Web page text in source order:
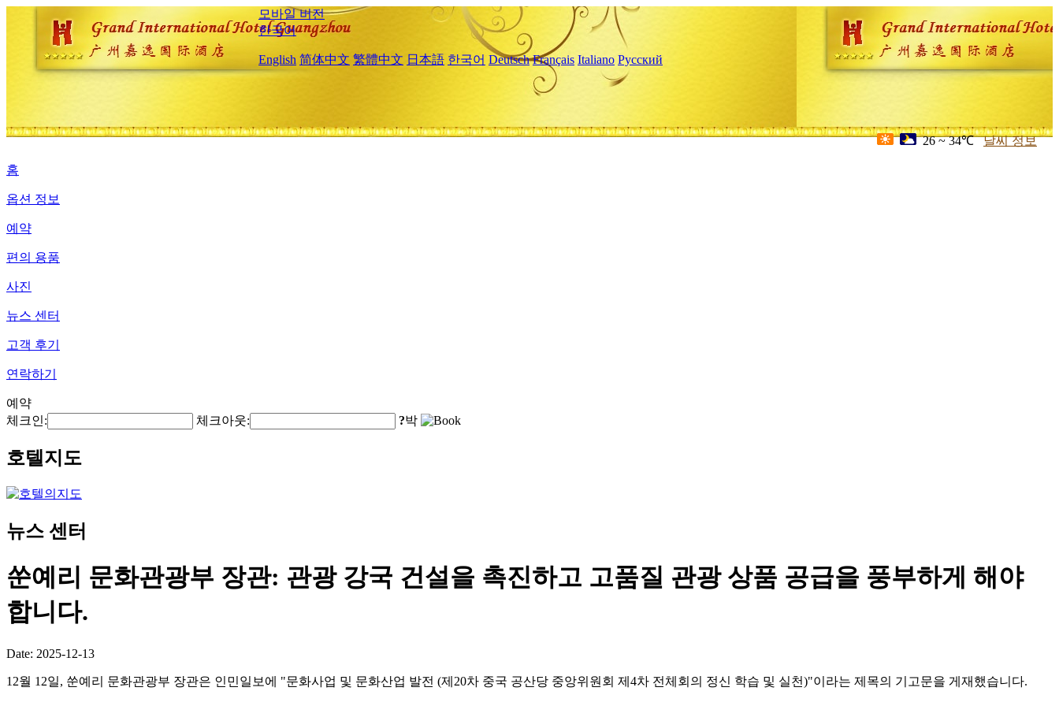
모바일 버전
한국어
English 简体中文 繁體中文 日本語 한국어 Deutsch Français Italiano Русский
26 ~ 34℃ 날씨 정보
홈
옵션 정보
예약
편의 용품
사진
뉴스 센터
고객 후기
연락하기
예약
체크인:
체크아웃: ?박
호텔지도
뉴스 센터
쑨예리 문화관광부 장관: 관광 강국 건설을 촉진하고 고품질 관광 상품 공급을 풍부하게 해야
합니다.
Date: 2025-12-13
12월 12일, 쑨예리 문화관광부 장관은 인민일보에 "문화사업 및 문화산업 발전 (제20차 중국 공산당 중앙위원회 제4차 전체회의 정신 학습 및 실천)"이라는 제목의 기고문을 게재했습니다.